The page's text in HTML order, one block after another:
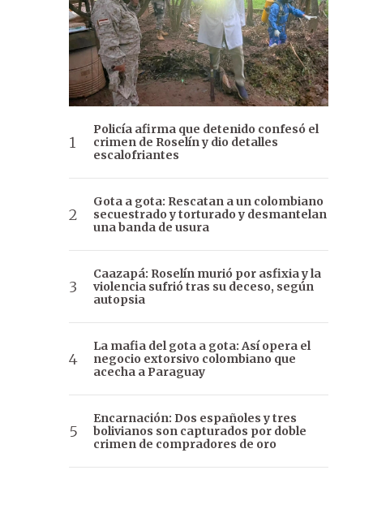
Policía afirma que detenido confesó el
crimen de Roselín y dio detalles
escalofriantes
Gota a gota: Rescatan a un colombiano
secuestrado y torturado y desmantelan
una banda de usura
Caazapá: Roselín murió por asfixia y la
violencia sufrió tras su deceso, según
autopsia
La mafia del gota a gota: Así opera el
negocio extorsivo colombiano que
acecha a Paraguay
Encarnación: Dos españoles y tres
bolivianos son capturados por doble
crimen de compradores de oro